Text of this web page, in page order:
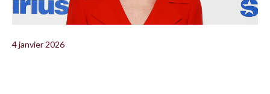
4 janvier 2026